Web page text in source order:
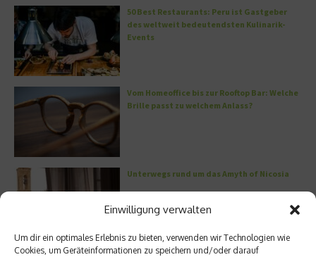
Einwilligung verwalten
Um dir ein optimales Erlebnis zu bieten, verwenden wir Technologien wie
Cookies, um Geräteinformationen zu speichern und/oder darauf
50 Best Restaurants: Peru ist Gastgeber
des weltweit bedeutendsten Kulinarik-
Events
Vom Homeoffice bis zur Rooftop Bar: Welche
Brille passt zu welchem Anlass?
Unterwegs rund um das Amyth of Nicosia